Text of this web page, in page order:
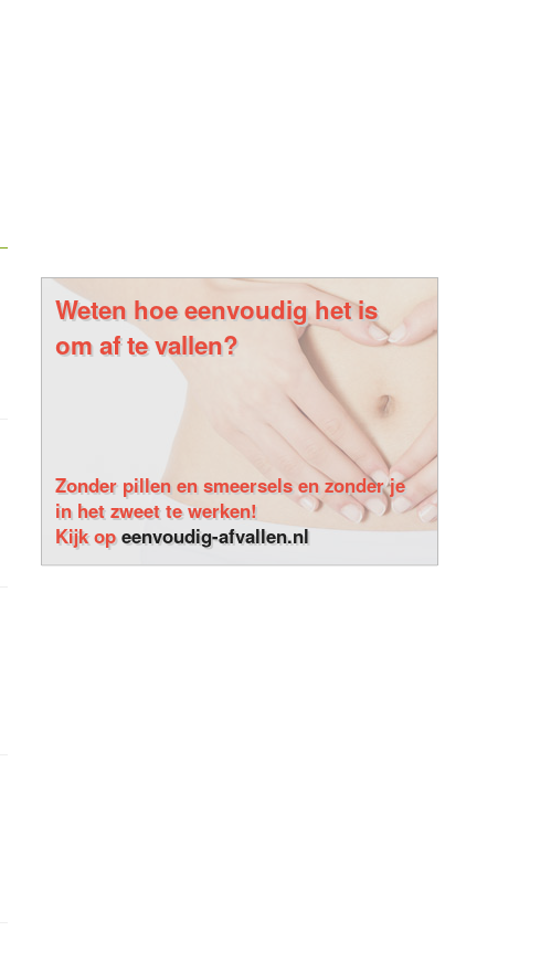
Weten hoe eenvoudig het is
om af te vallen?
Zonder pillen en smeersels en zonder je
in het zweet te werken!
Kijk opeenvoudig-afvallen.nl